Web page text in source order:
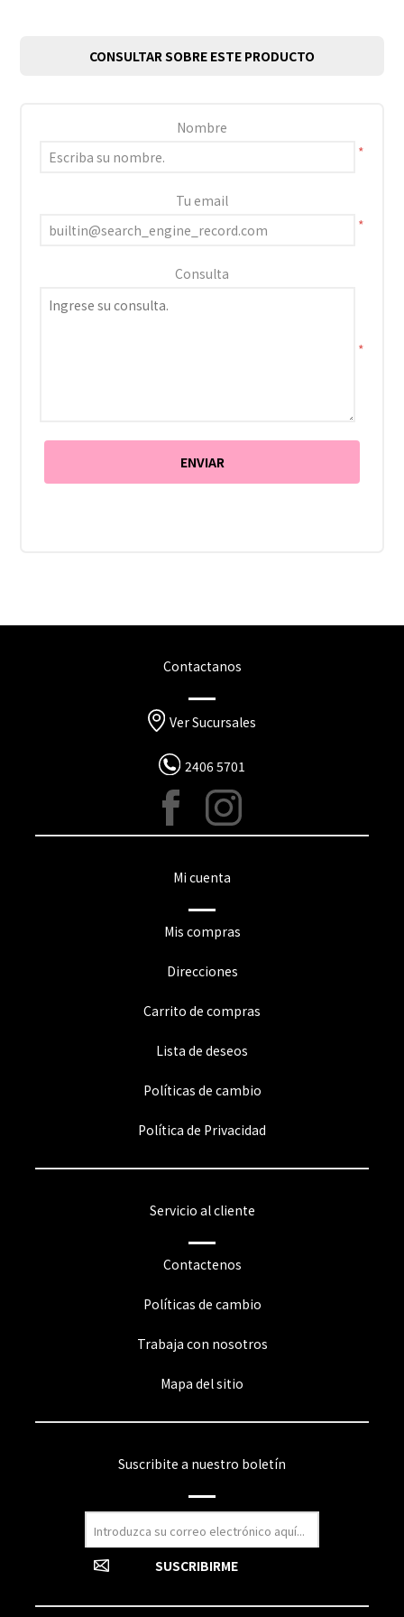
CONSULTAR SOBRE ESTE PRODUCTO
Nombre
*
Tu email
*
Consulta
*
Contactanos
Ver Sucursales
2406 5701
Mi cuenta
Mis compras
Direcciones
Carrito de compras
Lista de deseos
Políticas de cambio
Política de Privacidad
Servicio al cliente
Contactenos
Políticas de cambio
Trabaja con nosotros
Mapa del sitio
Suscribite a nuestro boletín